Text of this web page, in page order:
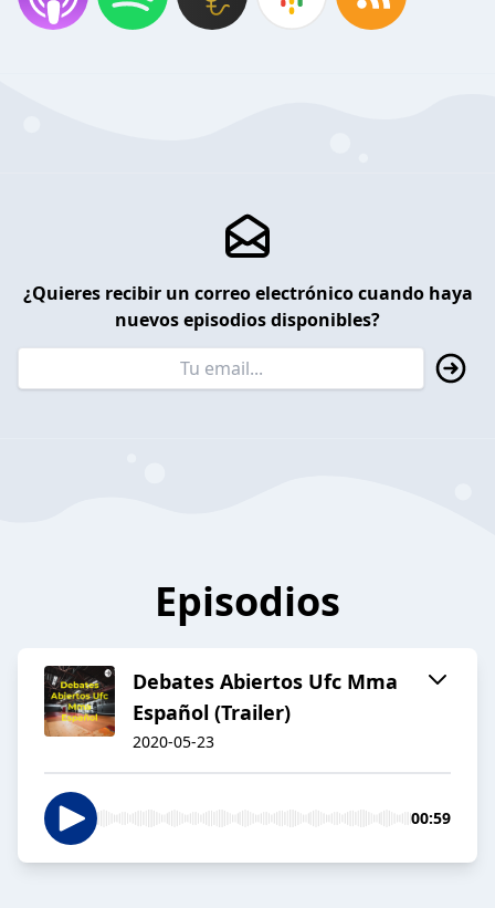
¿Quieres recibir un correo electrónico cuando haya
nuevos episodios disponibles?
Episodios
Debates Abiertos Ufc Mma
Español (Trailer)
2020-05-23
00:59